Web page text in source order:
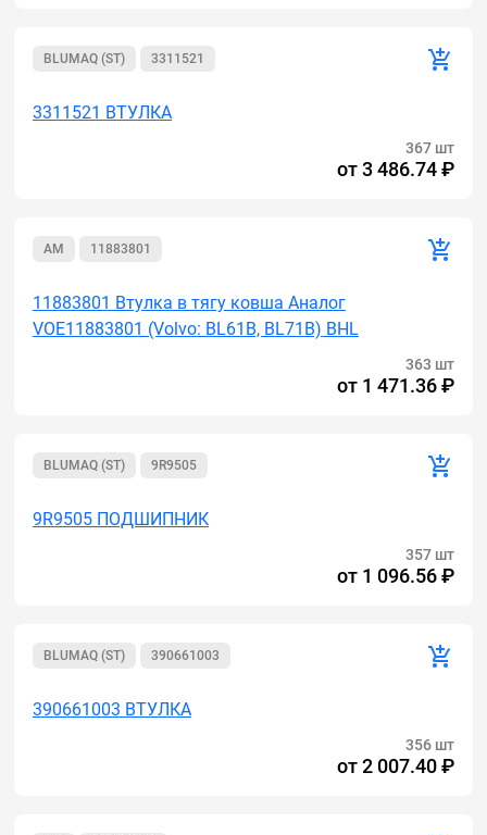
BLUMAQ (ST) 3311521
3311521 ВТУЛКА
367 шт
от3 486.74 ₽
AM 11883801
11883801 Втулка в тягу ковша Аналог
VOE11883801 (Volvo: BL61B, BL71B) BHL
363 шт
от 1 471.36 ₽
BLUMAQ (ST) 9R9505
9R9505 ПОДШИПНИК
357 шт
от 1 096.56 ₽
BLUMAQ (ST) 390661003
390661003 ВТУЛКА
356 шт
от2 007.40 ₽